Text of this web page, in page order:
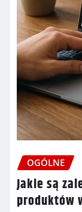
OGÓLNE
Jakie są
produktów